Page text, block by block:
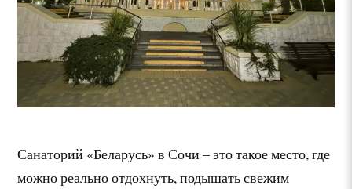
Санаторий «Беларусь» в Сочи – это такое место, где
можно реально отдохнуть, подышать свежим